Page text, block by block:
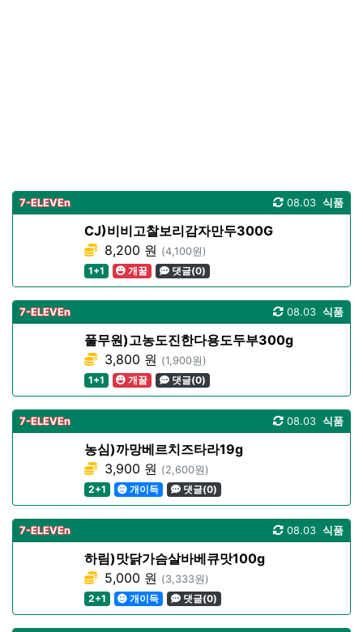
7-ELEVEn 식품
08.03
CJ)비비고찰보리감자만두300G
8,200 원 (4,100원)
1+1
개꿀 댓글(0)
7-ELEVEn 식품
08.03
풀무원)고농도진한다용도두부300g
3,800 원 (1,900원)
1+1
개꿀 댓글(0)
7-ELEVEn 식품
08.03
농심)까망베르치즈타라19g
3,900 원 (2,600원)
2+1
개이득 댓글(0)
7-ELEVEn 식품
08.03
하림)맛닭가슴살바베큐맛100g
5,000 원 (3,333원)
2+1
개이득 댓글(0)